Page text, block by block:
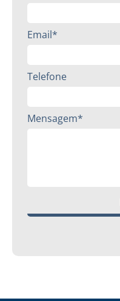
Email*
Telefone
Mensagem*